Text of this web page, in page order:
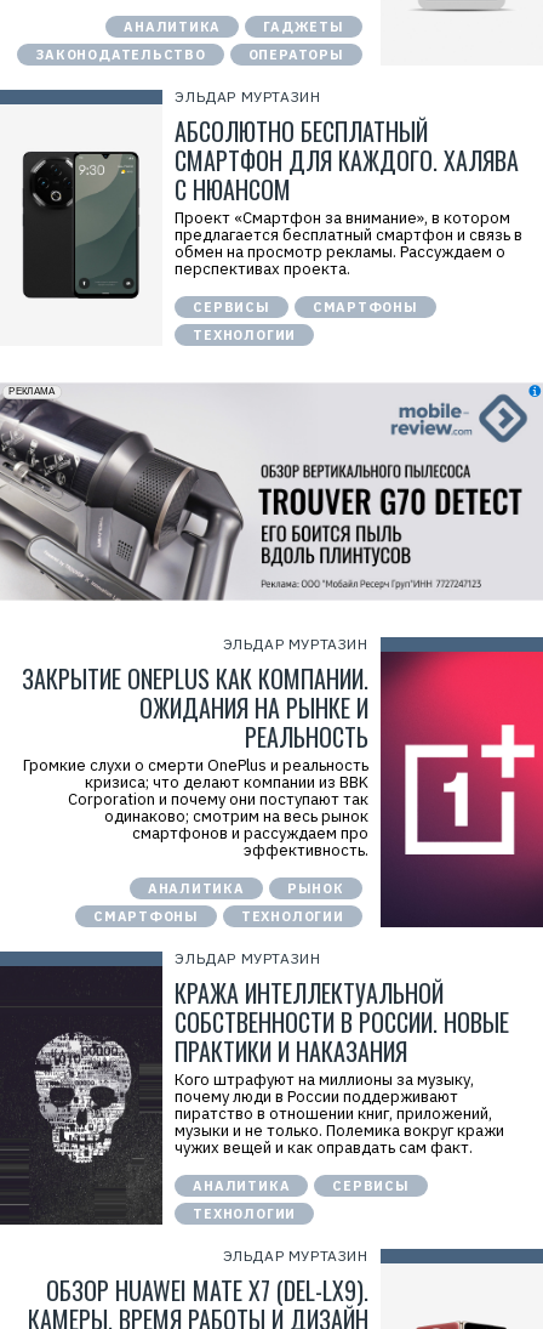
АНАЛИТИКА
ГАДЖЕТЫ
ЗАКОНОДАТЕЛЬСТВО
ОПЕРАТОРЫ
ЭЛЬДАР МУРТАЗИН
АБСОЛЮТНО БЕСПЛАТНЫЙ
СМАРТФОН ДЛЯ КАЖДОГО. ХАЛЯВА
С НЮАНСОМ
Проект «Смартфон за внимание», в котором
предлагается бесплатный смартфон и связь в
обмен на просмотр рекламы. Рассуждаем о
перспективах проекта.
СЕРВИСЫ
СМАРТФОНЫ
ТЕХНОЛОГИИ
ЭЛЬДАР МУРТАЗИН
ЗАКРЫТИЕ ONEPLUS КАК КОМПАНИИ.
ОЖИДАНИЯ НА РЫНКЕ И
РЕАЛЬНОСТЬ
Громкие слухи о смерти OnePlus и реальность
кризиса; что делают компании из BBK
Corporation и почему они поступают так
одинаково; смотрим на весь рынок
смартфонов и рассуждаем про
эффективность.
АНАЛИТИКА
РЫНОК
СМАРТФОНЫ
ТЕХНОЛОГИИ
ЭЛЬДАР МУРТАЗИН
КРАЖА ИНТЕЛЛЕКТУАЛЬНОЙ
СОБСТВЕННОСТИ В РОССИИ. НОВЫЕ
ПРАКТИКИ И НАКАЗАНИЯ
Кого штрафуют на миллионы за музыку,
почему люди в России поддерживают
пиратство в отношении книг, приложений,
музыки и не только. Полемика вокруг кражи
чужих вещей и как оправдать сам факт.
АНАЛИТИКА
СЕРВИСЫ
ТЕХНОЛОГИИ
ЭЛЬДАР МУРТАЗИН
ОБЗОР HUAWEI MATE X7 (DEL-LX9).
КАМЕРЫ, ВРЕМЯ РАБОТЫ И ДИЗАЙН
erid: 2VfnxxmNzs5
РЕКЛАМА